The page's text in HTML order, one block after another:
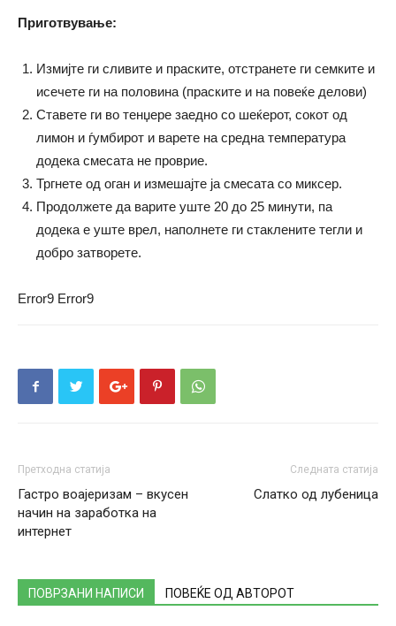
Приготвување:
Измијте ги сливите и праските, отстранете ги семките и
исечете ги на половина (праските и на повеќе делови)
Ставете ги во тенџере заедно со шеќерот, сокот од
лимон и ѓумбирот и варете на средна температура
додека смесата не проврие.
Тргнете од оган и измешајте ја смесата со миксер.
Продолжете да варите уште 20 до 25 минути, па
додека е уште врел, наполнете ги стаклените тегли и
добро затворете.
Error9 Error9
Претходна статија
Гастро воајеризам – вкусен
начин на заработка на
интернет
Следната статија
Слатко од лубеница
ПОВРЗАНИ НАПИСИ ПОВЕЌЕ ОД АВТОРОТ